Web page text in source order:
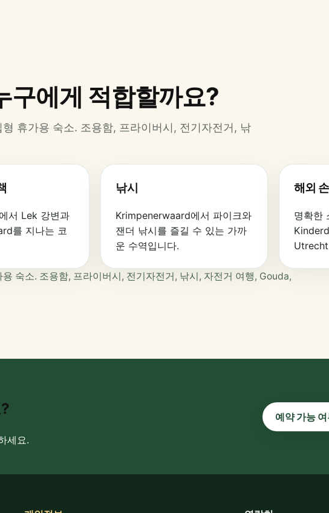
에게 적합할까요?
휴가용 숙소. 조용함, 프라이버시, 전기자전거, 낚
서 Lek 강변과
를 지나는 코
낚시
Krimpenerwaard에서 파이크와
잰더 낚시를 즐길 수 있는 가까
운 수역입니다.
해외
명확한
숙소. 조용함, 프라이버시, 전기자전거, 낚시, 자전거 여행, Gouda,
세요.
예약 가능